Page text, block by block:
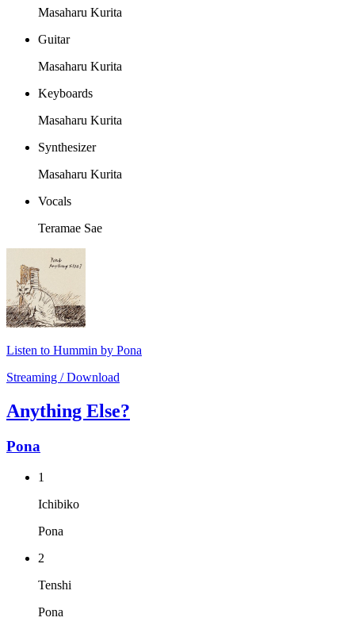
Masaharu Kurita
Guitar
Masaharu Kurita
Keyboards
Masaharu Kurita
Synthesizer
Masaharu Kurita
Vocals
Teramae Sae
Listen to Hummin by Pona
Streaming / Download
Anything Else?
Pona
1
Ichibiko
Pona
2
Tenshi
Pona